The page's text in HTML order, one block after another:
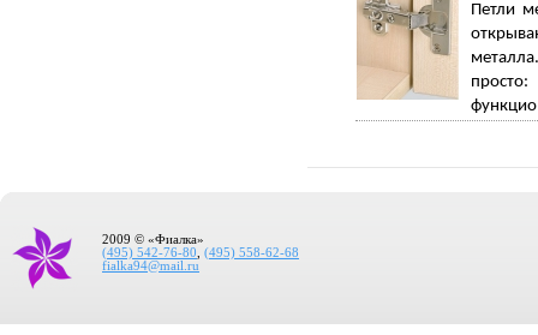
Петли
2009 © «Фиалка»
(495) 542-76-80
(495) 558-62-68
fialka94@mail.ru